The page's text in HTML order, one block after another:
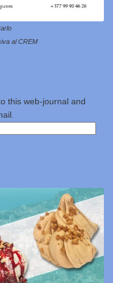
al CREM
this web-journal and